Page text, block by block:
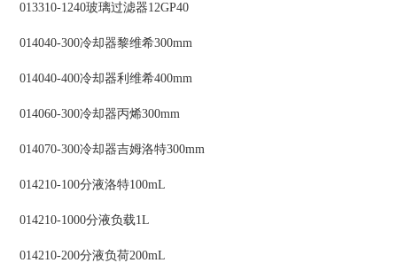
013310-1240玻璃过滤器12GP40
014040-300冷却器黎维希300mm
014040-400冷却器利维希400mm
014060-300冷却器丙烯300mm
014070-300冷却器吉姆洛特300mm
014210-100分液洛特100mL
014210-1000分液负载1L
014210-200分液负荷200mL